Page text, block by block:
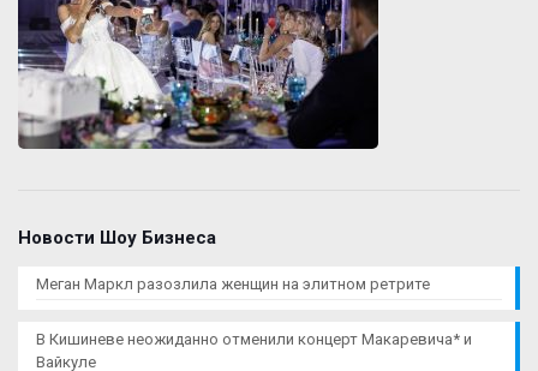
Новости Шоу Бизнеса
Меган Маркл разозлила женщин на элитном ретрите
В Кишиневе неожиданно отменили концерт Макаревича* и
Вайкуле